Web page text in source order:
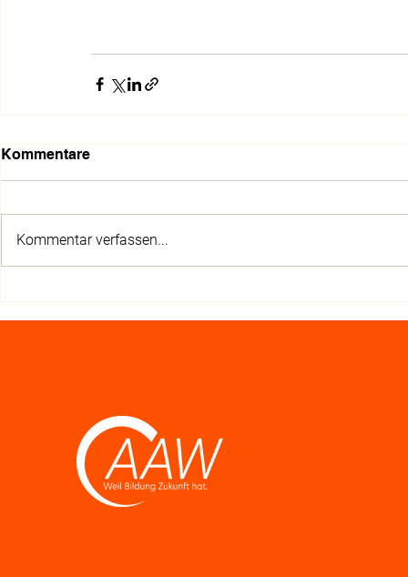
Kommentare
Kommentar verfassen...